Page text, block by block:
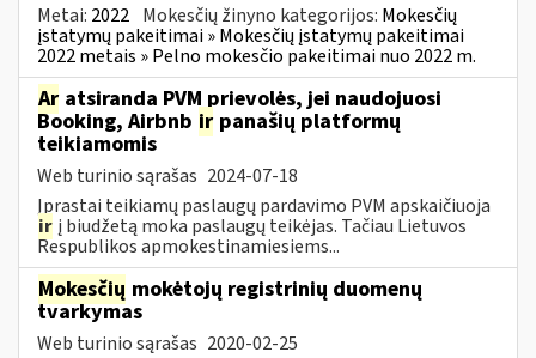
Metai: 2022 Mokesčių žinyno kategorijos: Mokesčių
įstatymų pakeitimai » Mokesčių įstatymų pakeitimai
2022 metais » Pelno mokesčio pakeitimai nuo 2022 m.
Ar atsiranda PVM prievolės, jei naudojuosi
Booking, Airbnb ir panašių platformų
teikiamomis
Web turinio sąrašas 2024-07-18
Įprastai teikiamų paslaugų pardavimo PVM apskaičiuoja
ir į biudžetą moka paslaugų teikėjas. Tačiau Lietuvos
Respublikos apmokestinamiesiems...
Mokesčių mokėtojų registrinių duomenų
tvarkymas
Web turinio sąrašas 2020-02-25